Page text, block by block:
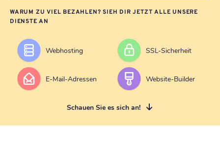
WARUM ZU VIEL BEZAHLEN? SIEH DIR JETZT ALLE UNSERE
DIENSTE AN
Webhosting SSL-Sicherheit
E-Mail-Adressen Website-Builder
Schauen Sie es sich an!